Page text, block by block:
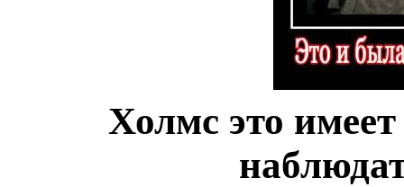
Холмс это